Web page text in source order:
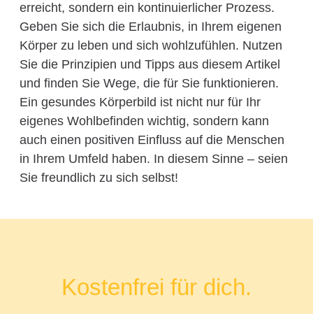
erreicht, sondern ein kontinuierlicher Prozess.
Geben Sie sich die Erlaubnis, in Ihrem eigenen
Körper zu leben und sich wohlzufühlen. Nutzen
Sie die Prinzipien und Tipps aus diesem Artikel
und finden Sie Wege, die für Sie funktionieren.
Ein gesundes Körperbild ist nicht nur für Ihr
eigenes Wohlbefinden wichtig, sondern kann
auch einen positiven Einfluss auf die Menschen
in Ihrem Umfeld haben. In diesem Sinne – seien
Sie freundlich zu sich selbst!
Kostenfrei für dich.